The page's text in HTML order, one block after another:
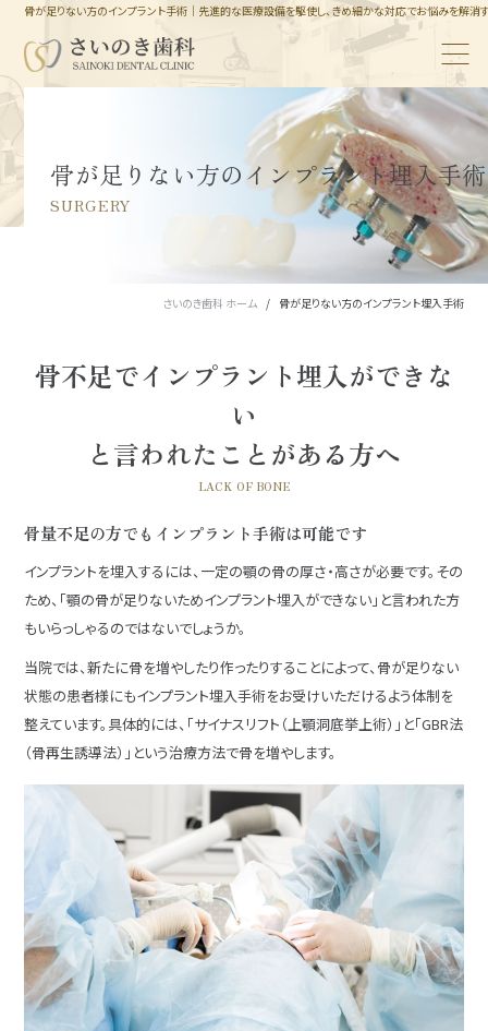
骨が足りない方のインプラント手術｜先進的な医療設備を駆使し、きめ細かな対応でお悩みを解消
骨が足りない方のインプラント埋入手術
SURGERY
さいのき歯科 ホーム 骨が足りない方のインプラント埋入手術
骨不足でインプラント埋入ができな
い
と言われたことがある方へ
LACK OF BONE
骨量不足の方でもインプラント手術は可能です
インプラントを埋入するには、一定の顎の骨の厚さ・高さが必要です。その
ため、「顎の骨が足りないためインプラント埋入ができない」と言われた方
もいらっしゃるのではないでしょうか。
当院では、新たに骨を増やしたり作ったりすることによって、骨が足りない
状態の患者様にもインプラント埋入手術をお受けいただけるよう体制を
整えています。具体的には、「サイナスリフト（上顎洞底挙上術）」と「GBR法
（骨再生誘導法）」という治療方法で骨を増やします。